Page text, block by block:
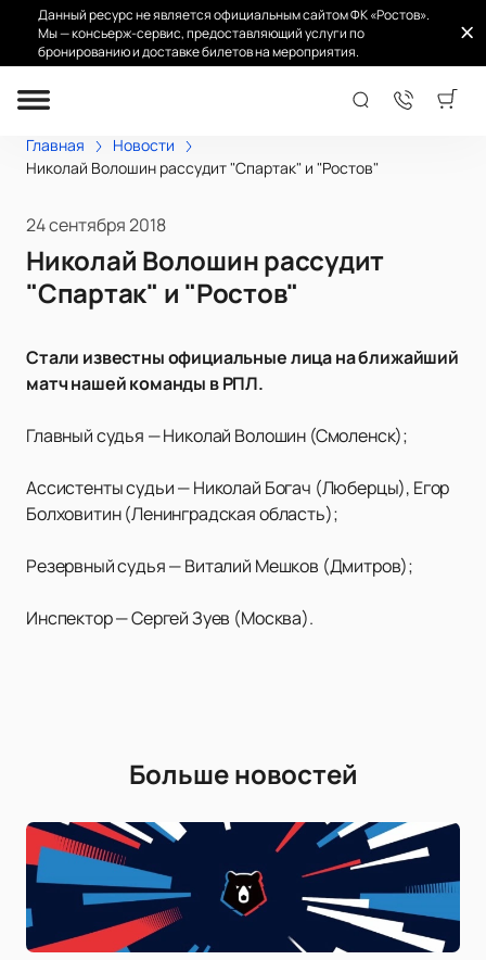
Данный ресурс не является официальным сайтом ФК «Ростов».
Мы — консьерж-сервис, предоставляющий услуги по
бронированию и доставке билетов на мероприятия.
Главная
Новости
Николай Волошин рассудит "Спартак" и "Ростов"
24 сентября 2018
Николай Волошин рассудит
"Спартак" и "Ростов"
Стали известны официальные лица на ближайший
матч нашей команды в РПЛ.
Главный судья — Николай Волошин (Смоленск);
Ассистенты судьи — Николай Богач (Люберцы), Егор
Болховитин (Ленинградская область);
Резервный судья — Виталий Мешков (Дмитров);
Инспектор — Сергей Зуев (Москва).
Больше новостей